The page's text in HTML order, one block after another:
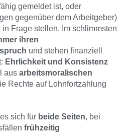
gemeldet ist, oder
gegenüber dem Arbeitgeber)
Frage stellen. Im schlimmsten
ihren
und stehen finanziell
Ehrlichkeit und Konsistenz
aus arbeitsmoralischen
Rechte auf Lohnfortzahlung
sich für beide Seiten, bei
frühzeitig